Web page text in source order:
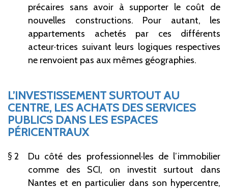
précaires sans avoir à supporter le coût de
nouvelles constructions. Pour autant, les
appartements achetés par ces différents
acteur·trices suivant leurs logiques respectives
ne renvoient pas aux mêmes géographies.
L’INVESTISSEMENT SURTOUT AU
CENTRE, LES ACHATS DES SERVICES
PUBLICS DANS LES ESPACES
PÉRICENTRAUX
2
Du côté des professionnel·les de l’immobilier
comme des SCI, on investit surtout dans
Nantes et en particulier dans son hypercentre,